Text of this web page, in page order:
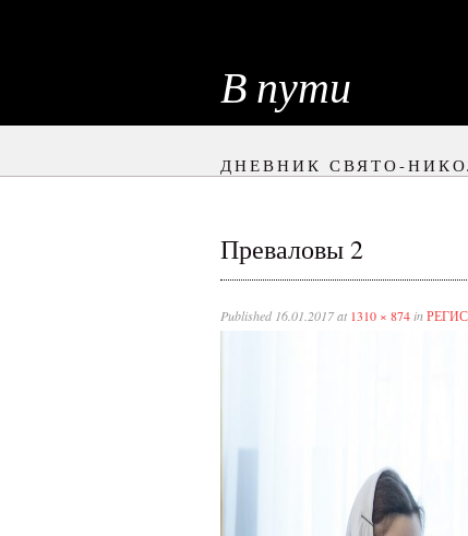
В пути
ДНЕВНИК СВЯТО-
Преваловы 2
Published 16.01.2017at 1310 × 874in